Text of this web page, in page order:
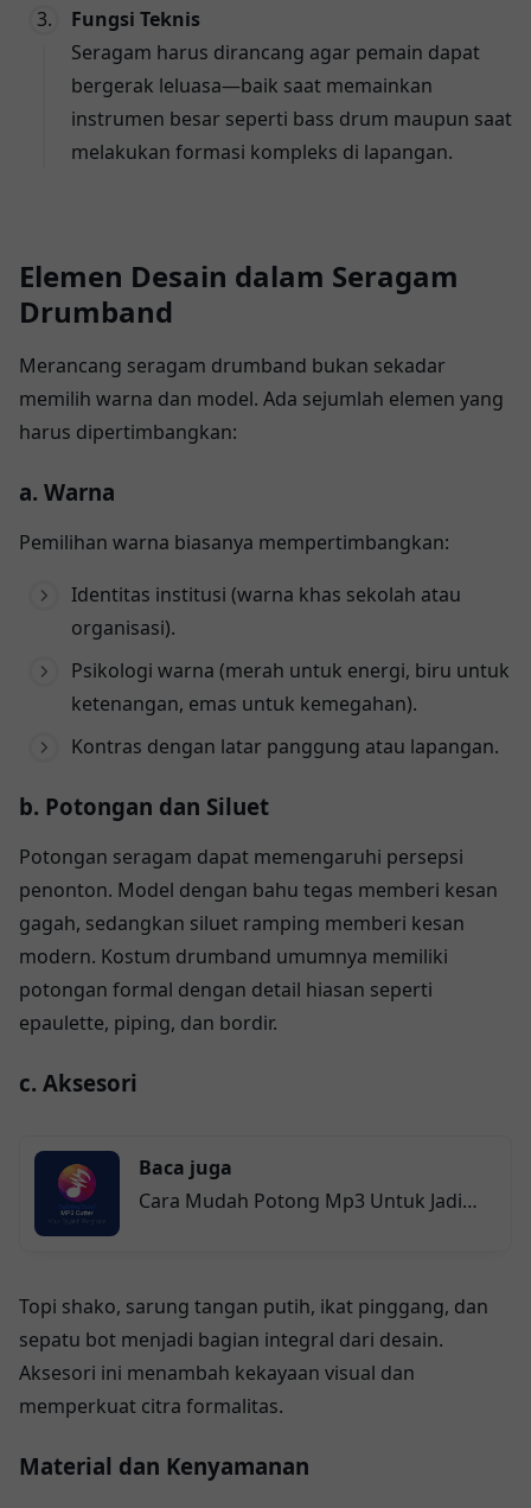
Fungsi Teknis
Seragam harus dirancang agar pemain dapat
bergerak leluasa—baik saat memainkan
instrumen besar seperti bass drum maupun saat
melakukan formasi kompleks di lapangan.
Elemen Desain dalam Seragam
Drumband
Merancang seragam drumband bukan sekadar
memilih warna dan model. Ada sejumlah elemen yang
harus dipertimbangkan:
a. Warna
Pemilihan warna biasanya mempertimbangkan:
Identitas institusi (warna khas sekolah atau
organisasi).
Psikologi warna (merah untuk energi, biru untuk
ketenangan, emas untuk kemegahan).
Kontras dengan latar panggung atau lapangan.
b. Potongan dan Siluet
Potongan seragam dapat memengaruhi persepsi
penonton. Model dengan bahu tegas memberi kesan
gagah, sedangkan siluet ramping memberi kesan
modern. Kostum drumband umumnya memiliki
potongan formal dengan detail hiasan seperti
epaulette, piping, dan bordir.
c. Aksesori
Baca juga
Cara Mudah Potong Mp3 Untuk Jadi
Topi shako, sarung tangan putih, ikat pinggang, dan
sepatu bot menjadi bagian integral dari desain.
Aksesori ini menambah kekayaan visual dan
memperkuat citra formalitas.
Material dan Kenyamanan